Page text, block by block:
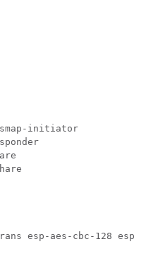
initiator
esp-aes-cbc-128 esp-